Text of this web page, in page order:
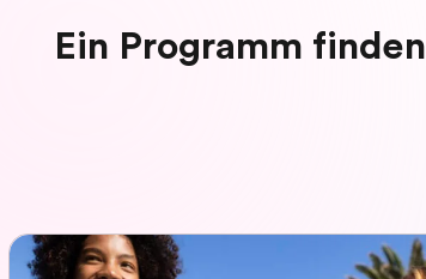
Ein Programm finden